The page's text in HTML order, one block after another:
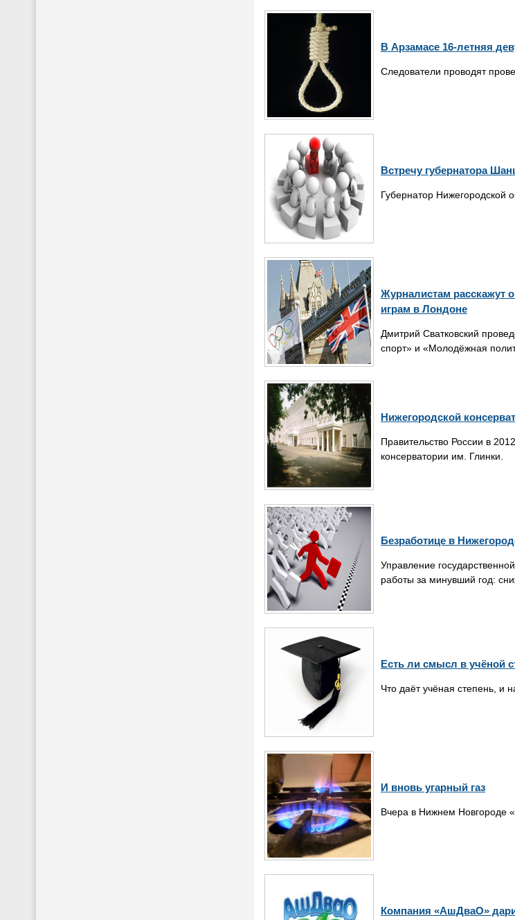
В Арзамасе 16-летняя
Следователи проводят
Встречу губернатора
Губернатор Нижегородской
Журналистам расскажут
играм в Лондоне
Дмитрий Сватковский
спорт» и «Молодёжная
Нижегородской
Правительство России в
консерватории им. Глинки.
Безработице в
Управление
работы за минувший год:
Есть ли смысл в учёной
Что даёт учёная степень, и
И вновь угарный газ
Вчера в Нижнем Новгороде
Компания «АшДваО»